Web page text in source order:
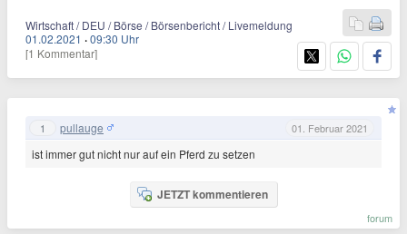
Wirtschaft / DEU / Börse / Börsenbericht / Livemeldung
01.02.2021 ·09:30 Uhr
[1 Kommentar]
1 pullauge 01. Februar 2021
ist immer gut nicht nur auf ein Pferd zu setzen
JETZT kommentieren
forum